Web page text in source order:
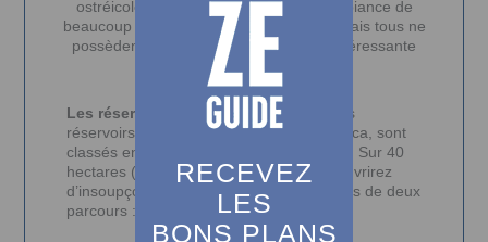
RECEVEZ
LES
BONS PLANS
ostréicole : presque un résumé de l’ambiance de
beaucoup de villages de la Presque’Île. Mais tous ne
possèdent pas, comme Piraillan, une intéressante
réserve naturelle.
Les réservoirs de Piraillan :
ces anciens
réservoirs à poissons crées par Léon Lesca, sont
classés en réserve naturelle depuis 1943. Sur 40
hectares (dont 6 aquatiques), vous découvrirez
d’insoupçonnés trésors naturels au travers de deux
parcours : « Point de vu...